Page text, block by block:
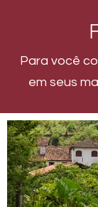
Para você
em seus